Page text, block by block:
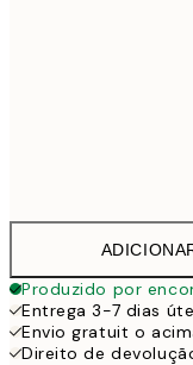
Produzido por
Entrega 3-7 dias
Envio gratuit o
Direito de